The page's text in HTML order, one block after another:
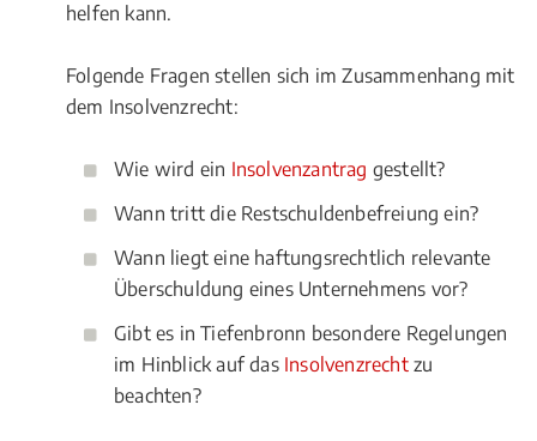
helfen kann.
Folgende Fragen stellen sich im Zusammenhang mit
dem Insolvenzrecht:
Wie wird ein Insolvenzantrag gestellt?
Wann tritt die Restschuldenbefreiung ein?
Wann liegt eine haftungsrechtlich relevante
Überschuldung eines Unternehmens vor?
Gibt es in Tiefenbronn besondere Regelungen
im Hinblick auf das Insolvenzrechtzu
beachten?